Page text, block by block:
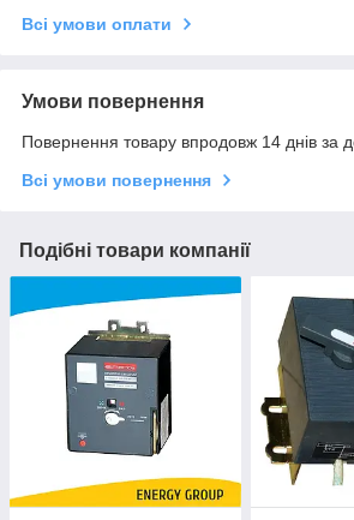
Всі умови оплати
Умови повернення
Повернення товару впродовж 14 днів за
Всі умови повернення
Подібні товари компанії